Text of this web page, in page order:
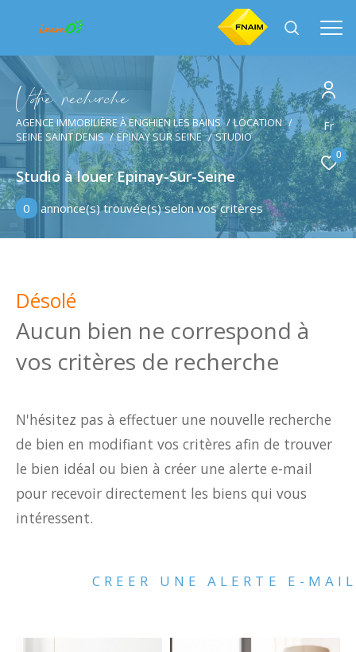
Fr
0
Vore recece
AGENCE IMMOBILIÈRE À ENGHIEN LES BAINS
LOCATION
SEINE SAINT DENIS
EPINAY SUR SEINE STUDIO
Studio à louer Epinay-Sur-Seine
0 annonce(s) trouvée(s) selon vos critères
Désolé
Aucun bien ne correspond à
vos critères de recherche
N'hésitez pas à effectuer une nouvelle recherche
de bien en modifiant vos critères afin de trouver
le bien idéal ou bien à créer une alerte e-mail
pour recevoir directement les biens qui vous
intéressent.
CREER UNE ALERTE E-
Effectuer une recherche
et trouver le bien qui correspond à vos critères
Type
d'offre
Location
Type
Ville
Budget
Surface
Pièces
Pièces
Référence
AFFINER LES CRITÈRES